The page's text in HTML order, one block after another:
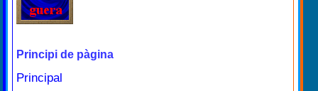
Principi de pàgina
Principal